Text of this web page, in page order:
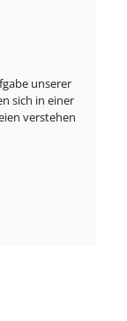
unserer
sich in einer
verstehen